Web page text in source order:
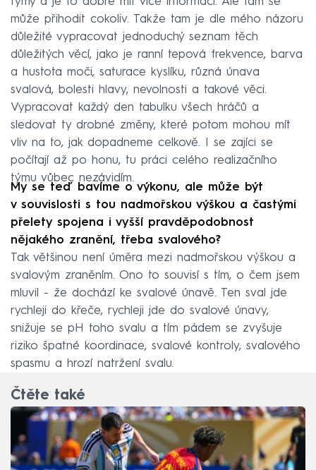
může přihodit cokoliv. Takže tam je dle mého názoru
důležité vypracovat jednoduchý seznam těch
důležitých věcí, jako je ranní tepová frekvence, barva
a hustota moči, saturace kyslíku, různá únava
svalová, bolesti hlavy, nevolnosti a takové věci.
Vypracovat každý den tabulku všech hráčů a
sledovat ty drobné změny, které potom mohou mít
vliv na to, jak dopadneme celkově. I se zajíci se
počítají až po honu, tu práci celého realizačního
týmu vůbec nezávidím.
My se teď bavíme o výkonu, ale může být
v souvislosti s tou nadmořskou výškou a častými
přelety spojena i vyšší pravděpodobnost
nějakého zranění, třeba svalového?
Tak většinou není úměra mezi nadmořskou výškou a
svalovým zraněním. Ono to souvisí s tím, o čem jsem
mluvil - že dochází ke svalové únavě. Ten sval jde
rychleji do křeče, rychleji jde do svalové únavy,
snižuje se pH toho svalu a tím pádem se zvyšuje
riziko špatné koordinace, svalové kontroly, svalového
spasmu a hrozí natržení svalu.
Čtěte také